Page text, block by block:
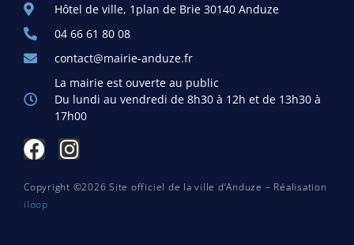
Hôtel de ville, 1plan de Brie 30140 Anduze
04 66 61 80 08
contact@mairie-anduze.fr
La mairie est ouverte au public
Du lundi au vendredi de 8h30 à 12h et de 13h30 à
17h00
Copyright ©2026 Site officiel de la ville d’Anduze – Réalisation
iloop